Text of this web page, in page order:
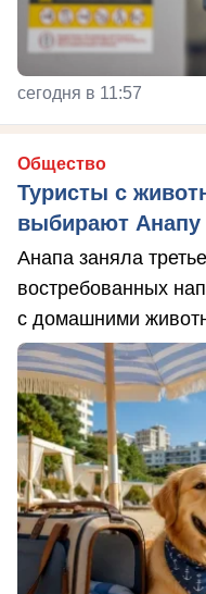
сегодня в 11:57
Общество
Туристы с
выбирают
Анапа заняла
востребованных
с домашними